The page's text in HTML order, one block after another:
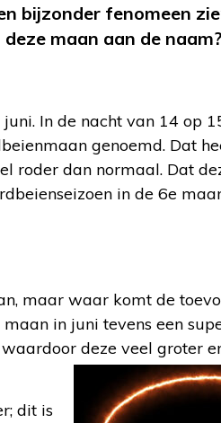
bijzonder fenomeen
maan aan de naam?
In de nacht van 14 op
genoemd. Dat
roder dan normaal. Dat
in de 6e
maar waar komt de
in juni tevens een
deze veel groter
dit is